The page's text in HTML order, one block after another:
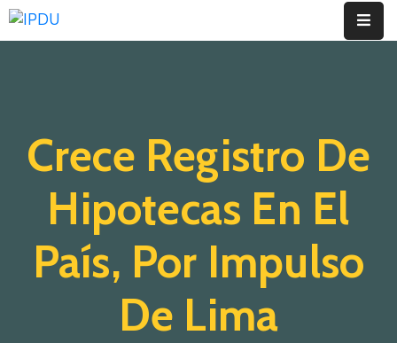
Somos
Ordenanzas
Crece Registro De
Hipotecas En El
País, Por Impulso
De Lima